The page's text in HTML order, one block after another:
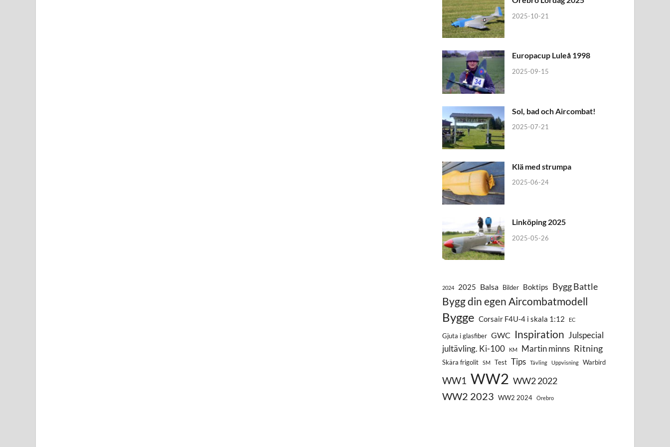
2025-10-21
Europacup Luleå 1998
2025-09-15
Sol, bad och Aircombat!
2025-07-21
Klä med strumpa
2025-06-24
Linköping 2025
2025-05-26
2024 2025 Balsa Bilder Boktips Bygg Battle
Bygg din egen Aircombatmodell
Bygge Corsair F4U-4 i skala 1:12 EC
Gjuta i glasfiber GWC Inspiration Julspecial
jultävling. Ki-100
KM Martin minns Ritning
Skära frigolit SM Test Tips Tävling Uppvisning Warbird
WW1 WW2 WW2 2022
WW2 2023 WW2 2024 Örebro